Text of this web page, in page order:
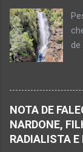
do
de
NOTA DE
NARDONE,
RADIALISTA E